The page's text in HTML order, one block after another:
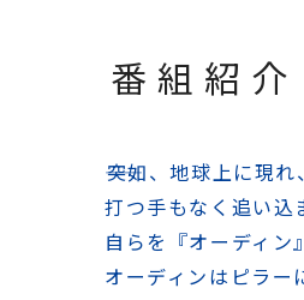
番組紹介
――突如、地球上に現れ
打つ手もなく追い込
自らを『オーディン
オーディンはピラー